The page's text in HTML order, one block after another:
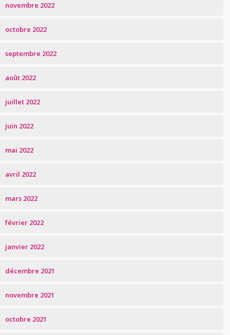
novembre 2022
octobre 2022
septembre 2022
août 2022
juillet 2022
juin 2022
mai 2022
avril 2022
mars 2022
février 2022
janvier 2022
décembre 2021
novembre 2021
octobre 2021